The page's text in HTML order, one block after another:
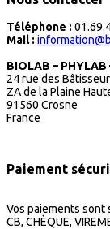
Téléphone :
Mail :
BIOLAB –
24 rue des
ZA de la Plaine
91560 Crosne
France
Paiement
Vos paiements sont
CB, CHÈQUE,